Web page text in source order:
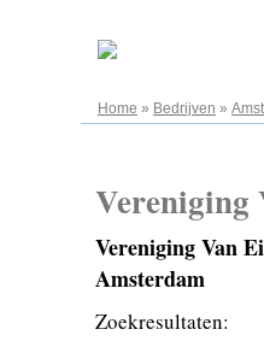
Home » Bedrijven »
Vereniging
Vereniging Van
Amsterdam
Zoekresultaten: